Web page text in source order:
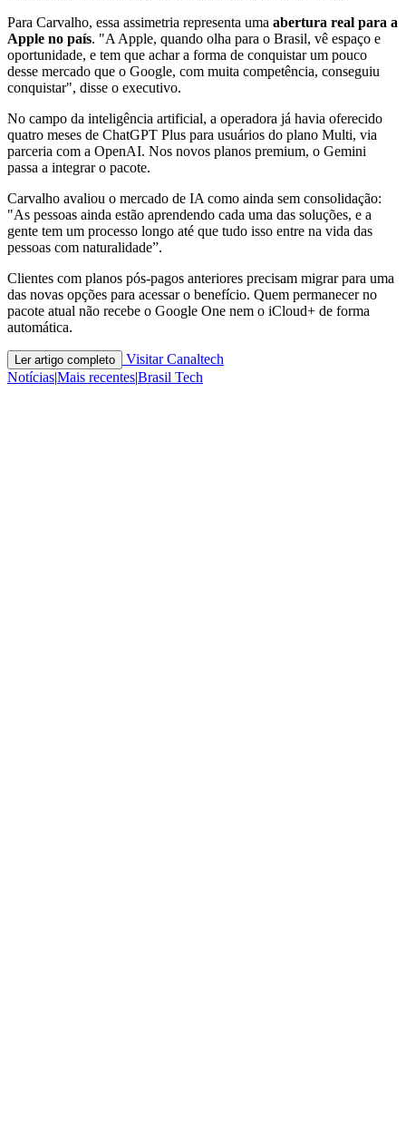
Para Carvalho, essa assimetria representa uma abertura real para a
Apple no país. "A Apple, quando olha para o Brasil, vê espaço e
oportunidade, e tem que achar a forma de conquistar um pouco
desse mercado que o Google, com muita competência, conseguiu
conquistar", disse o executivo.
No campo da inteligência artificial, a operadora já havia oferecido
quatro meses de ChatGPT Plus para usuários do plano Multi, via
parceria com a OpenAI. Nos novos planos premium, o Gemini
passa a integrar o pacote.
Carvalho avaliou o mercado de IA como ainda sem consolidação:
"As pessoas ainda estão aprendendo cada uma das soluções, e a
gente tem um processo longo até que tudo isso entre na vida das
pessoas com naturalidade”.
Clientes com planos pós-pagos anteriores precisam migrar para uma
das novas opções para acessar o benefício. Quem permanecer no
pacote atual não recebe o Google One nem o iCloud+ de forma
automática.
Ler artigo completo
Visitar Canaltech
Notícias|Mais recentes|Brasil Tech